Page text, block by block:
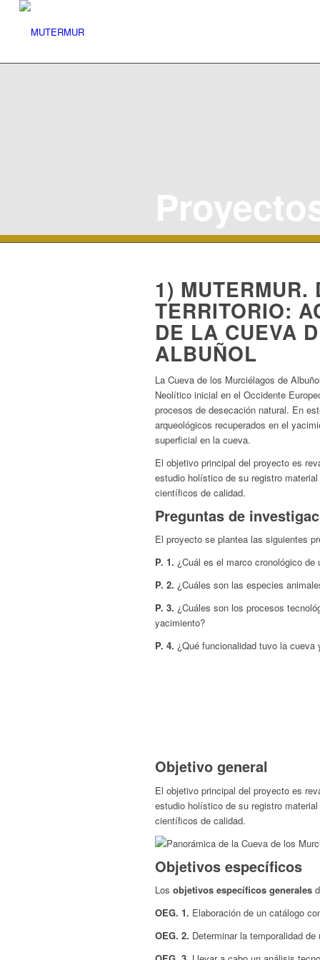
1)
TERRITORIO:
DE LA CUEVA
ALBUÑOL
La Cueva de los Murciélagos de
Neolítico inicial en el Occidente
procesos de desecación natural. En
arqueológicos recuperados en el
superficial en la cueva.
El objetivo principal del proyecto es
estudio holístico de su registro
científicos de calidad.
Preguntas de
El proyecto se plantea las siguientes
P. 1. ¿Cuál es el marco cronológico
P. 2. ¿Cuáles son las especies
P. 3. ¿Cuáles son los procesos
yacimiento?
P. 4. ¿Qué funcionalidad tuvo la
Objetivo general
El objetivo principal del proyecto es
estudio holístico de su registro
científicos de calidad.
Objetivos específicos
Los objetivos específicos generales
OEG. 1. Elaboración de un catálogo
OEG. 2. Determinar la temporalidad